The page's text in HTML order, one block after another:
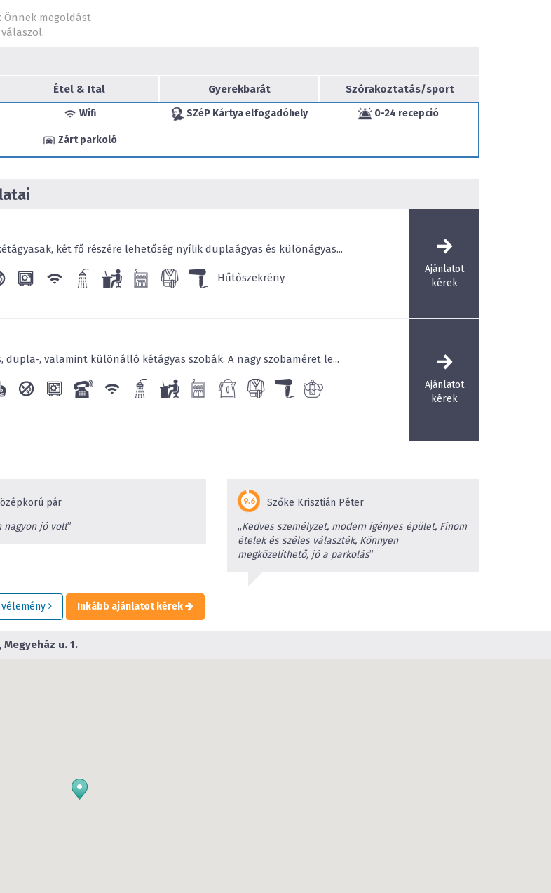
természet közeli mivoltának hangsúlyozása. Érdekességképpen a virágok,
fák, a víz nem csak a kertvárost és Gyula környékét jellemzik, hanem a
belváros szívében, a lüktető korzó mentén is meghatározza a városképet, a
turisták és a helyi lakosok hangulatát, életérzését. Erős vizuális elemként,
klimatizált, minibárral, szobaszéffel, telefonnal, LCD televízióval,
Önnek megoldást
Étel & Ital Gyerekbarát Szórakoztatás/sport
Wifi SZéP Kártya elfogadóhely 0-24 recepció
Zárt parkoló
két fő részére lehetőség nyílik duplaágyas és különágyas...
Hűtőszekrény
Ajánlatot
kérek
dupla-, valamint különálló kétágyas szobák. A nagy szobaméret le...
Ajánlatot
kérek
pár
nagyon jó volt”
Szőke Krisztián Péter
„Kedves személyzet, modern igényes épület, Finom
ételek és széles választék, Könnyen
megközelíthető, jó a parkolás”
vélemény Inkább ajánlatot kérek
u. 1.